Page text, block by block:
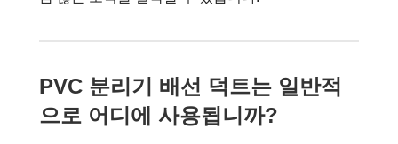
PVC 분리기 배선 덕트는 일반적
으로 어디에 사용됩니까?